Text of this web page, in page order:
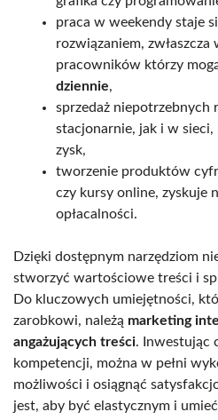
praca w weekendy staje
rozwiązaniem, zwłaszcza
pracowników którzy
dziennie,
sprzedaż niepotrzebnych
stacjonarnie, jak i w sieci,
zysk,
tworzenie produktów
czy kursy online, zyskuje
opłacalności.
Dzięki dostępnym narzędziom
stworzyć wartościowe treści i
Do kluczowych umiejętności,
zarobkowi, należą marketing
angażujących treści. Inwestując
kompetencji, można w pełni
możliwości i osiągnąć
jest, aby być elastycznym i